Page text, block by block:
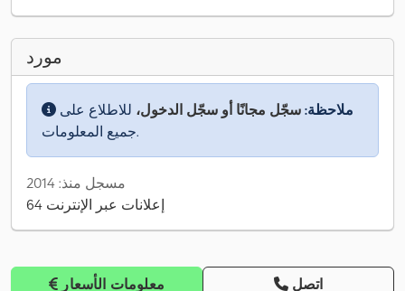
مورد
ملاحظة: سجّل مجانًا أو سجّل الدخول، للاطلاع على
جميع المعلومات.
مسجل منذ: 2014
64 إعلانات عبر الإنترنت
معلومات الأسعار اتصل